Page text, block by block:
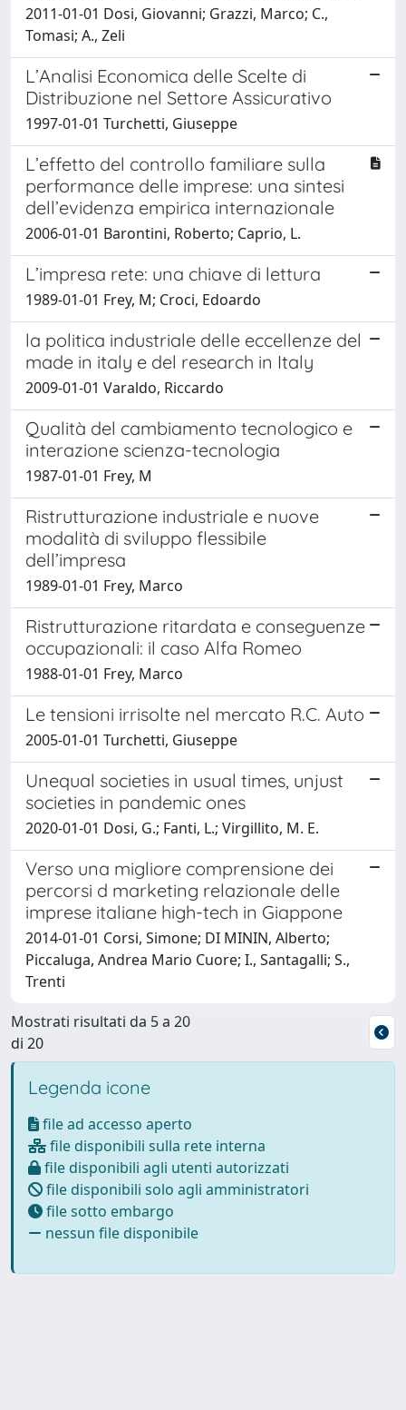
2011-01-01 Dosi, Giovanni; Grazzi, Marco; C.,
Tomasi; A., Zeli
L’Analisi Economica delle Scelte di
Distribuzione nel Settore Assicurativo
1997-01-01 Turchetti, Giuseppe
L’effetto del controllo familiare sulla
performance delle imprese: una sintesi
dell’evidenza empirica internazionale
2006-01-01 Barontini, Roberto; Caprio, L.
L’impresa rete: una chiave di lettura
1989-01-01 Frey, M; Croci, Edoardo
la politica industriale delle eccellenze del
made in italy e del research in Italy
2009-01-01 Varaldo, Riccardo
Qualità del cambiamento tecnologico e
interazione scienza-tecnologia
1987-01-01 Frey, M
Ristrutturazione industriale e nuove
modalità di sviluppo flessibile
dell’impresa
1989-01-01 Frey, Marco
Ristrutturazione ritardata e conseguenze
occupazionali: il caso Alfa Romeo
1988-01-01 Frey, Marco
Le tensioni irrisolte nel mercato R.C. Auto
2005-01-01 Turchetti, Giuseppe
Unequal societies in usual times, unjust
societies in pandemic ones
2020-01-01 Dosi, G.; Fanti, L.; Virgillito, M. E.
Verso una migliore comprensione dei
percorsi d marketing relazionale delle
imprese italiane high-tech in Giappone
2014-01-01 Corsi, Simone; DI MININ, Alberto;
Piccaluga, Andrea Mario Cuore; I., Santagalli; S.,
Trenti
Mostrati risultati da 5 a 20
di 20
Legenda icone
file ad accesso aperto
file disponibili sulla rete interna
file disponibili agli utenti autorizzati
file disponibili solo agli amministratori
file sotto embargo
nessun file disponibile